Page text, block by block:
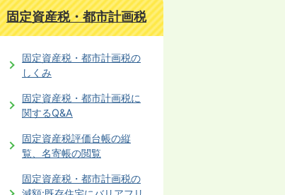
固定資産税・都市計画税
固定資産税・都市計画税の
しくみ
固定資産税・都市計画税に
関するQ&A
固定資産税評価台帳の縦
覧、名寄帳の閲覧
固定資産税・都市計画税の